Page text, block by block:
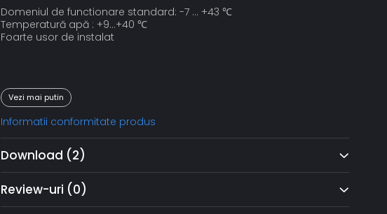
Domeniul de functionare standard: -7 ... +43 ℃
Temperatură apă : +9...+40 ℃
Foarte usor de instalat
Vezi mai putin
Informatii conformitate produs
Download (2)
Review-uri (0)